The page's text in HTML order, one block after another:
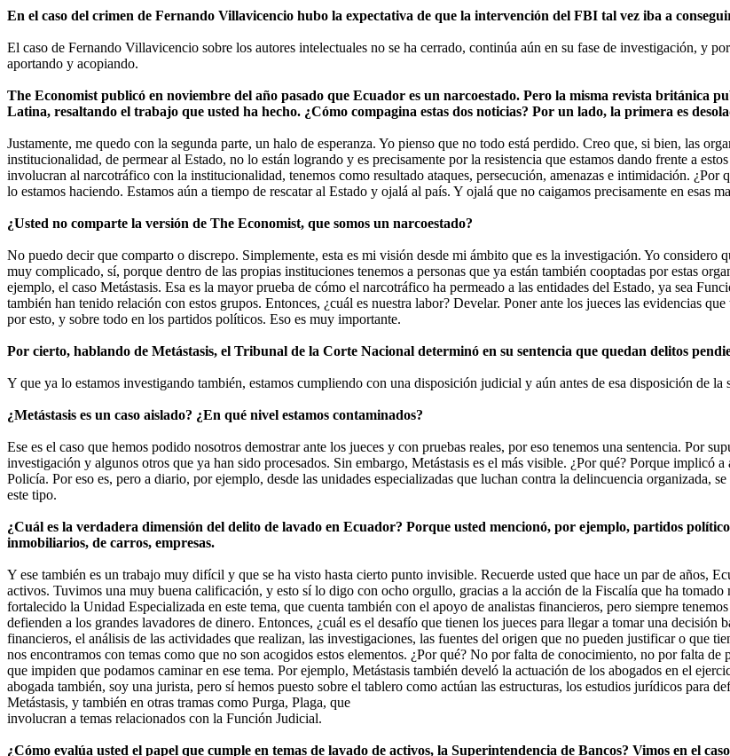
En el caso del crimen de Fernando Villavicencio hubo la expectativa de que la intervención del FBI tal vez iba a
El caso de Fernando Villavicencio sobre los autores intelectuales no se ha cerrado, continúa aún en su fase de investigación, y
aportando y acopiando.
The Economist publicó en noviembre del año pasado que Ecuador es un narcoestado. Pero la misma revista británica
Latina, resaltando el trabajo que usted ha hecho. ¿Cómo compagina estas dos noticias? Por un lado, la primera es
Justamente, me quedo con la segunda parte, un halo de esperanza. Yo pienso que no todo está perdido. Creo que, si bien, las
institucionalidad, de permear al Estado, no lo están logrando y es precisamente por la resistencia que estamos dando frente a
involucran al narcotráfico con la institucionalidad, tenemos como resultado ataques, persecución, amenazas e intimidación.
lo estamos haciendo. Estamos aún a tiempo de rescatar al Estado y ojalá al país. Y ojalá que no caigamos precisamente en esas
¿Usted no comparte la versión de The Economist, que somos un narcoestado?
No puedo decir que comparto o discrepo. Simplemente, esta es mi visión desde mi ámbito que es la investigación. Yo considero
muy complicado, sí, porque dentro de las propias instituciones tenemos a personas que ya están también cooptadas por estas
ejemplo, el caso Metástasis. Esa es la mayor prueba de cómo el narcotráfico ha permeado a las entidades del Estado, ya sea
también han tenido relación con estos grupos. Entonces, ¿cuál es nuestra labor? Develar. Poner ante los jueces las evidencias
por esto, y sobre todo en los partidos políticos. Eso es muy importante.
Por cierto, hablando de Metástasis, el Tribunal de la Corte Nacional determinó en su sentencia que quedan delitos
Y que ya lo estamos investigando también, estamos cumpliendo con una disposición judicial y aún antes de esa disposición de
¿Metástasis es un caso aislado? ¿En qué nivel estamos contaminados?
Ese es el caso que hemos podido nosotros demostrar ante los jueces y con pruebas reales, por eso tenemos una sentencia. Por
investigación y algunos otros que ya han sido procesados. Sin embargo, Metástasis es el más visible. ¿Por qué? Porque implicó
Policía. Por eso es, pero a diario, por ejemplo, desde las unidades especializadas que luchan contra la delincuencia organizada,
este tipo.
¿Cuál es la verdadera dimensión del delito de lavado en Ecuador? Porque usted mencionó, por ejemplo, partidos
inmobiliarios, de carros, empresas.
Y ese también es un trabajo muy difícil y que se ha visto hasta cierto punto invisible. Recuerde usted que hace un par de años,
activos. Tuvimos una muy buena calificación, y esto sí lo digo con ocho orgullo, gracias a la acción de la Fiscalía que ha
fortalecido la Unidad Especializada en este tema, que cuenta también con el apoyo de analistas financieros, pero siempre
defienden a los grandes lavadores de dinero. Entonces, ¿cuál es el desafío que tienen los jueces para llegar a tomar una decisión
financieros, el análisis de las actividades que realizan, las investigaciones, las fuentes del origen que no pueden justificar o que
nos encontramos con temas como que no son acogidos estos elementos. ¿Por qué? No por falta de conocimiento, no por falta
que impiden que podamos caminar en ese tema. Por ejemplo, Metástasis también develó la actuación de los abogados en el
abogada también, soy una jurista, pero sí hemos puesto sobre el tablero como actúan las estructuras, los estudios jurídicos para
Metástasis, y también en otras tramas como Purga, Plaga, que
involucran a temas relacionados con la Función Judicial.
¿Cómo evalúa usted el papel que cumple en temas de lavado de activos, la Superintendencia de Bancos? Vimos en el